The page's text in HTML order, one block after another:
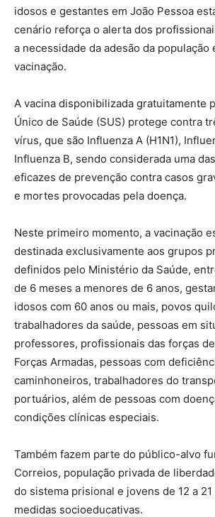
idosos e gestantes em João Pessoa
cenário reforça o alerta dos
a necessidade da adesão da população
vacinação.
A vacina disponibilizada gratuitamente
Único de Saúde (SUS) protege contra
vírus, que são Influenza A (H1N1),
Influenza B, sendo considerada uma
eficazes de prevenção contra casos
e mortes provocadas pela doença.
Neste primeiro momento, a vacinação
destinada exclusivamente aos grupos
definidos pelo Ministério da Saúde,
de 6 meses a menores de 6 anos,
idosos com 60 anos ou mais, povos
trabalhadores da saúde, pessoas em
professores, profissionais das forças
Forças Armadas, pessoas com
caminhoneiros, trabalhadores do
portuários, além de pessoas com
condições clínicas especiais.
Também fazem parte do público-alvo
Correios, população privada de
do sistema prisional e jovens de 12 a
medidas socioeducativas.